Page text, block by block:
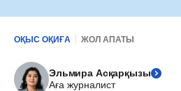
ОҚЫС ОҚИҒА ЖОЛ АПАТЫ
Эльмира Асқарқызы
Аға журналист